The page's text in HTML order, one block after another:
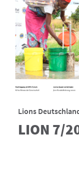
Lions
LION 7/